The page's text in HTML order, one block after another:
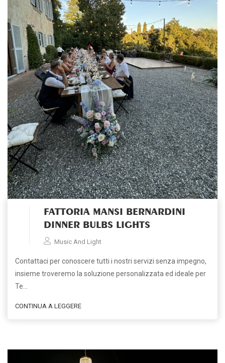
FATTORIA MANSI BERNARDINI
DINNER BULBS LIGHTS
Music And Light
Contattaci per conoscere tutti i nostri servizi senza impegno,
insieme troveremo la soluzione personalizzata ed ideale per
Te…
CONTINUA A LEGGERE